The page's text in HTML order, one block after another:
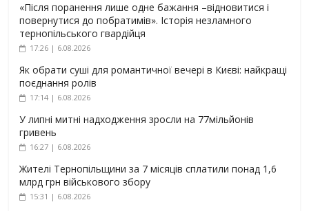
«Після поранення лише одне бажання –відновитися і
повернутися до побратимів». Історія незламного
тернопільського гвардійця
17:26 | 6.08.2026
Як обрати суші для романтичної вечері в Києві: найкращі
поєднання ролів
17:14 | 6.08.2026
У липні митні надходження зросли на 77мільйонів
гривень
16:27 | 6.08.2026
Жителі Тернопільщини за 7 місяців сплатили понад 1,6
млрд грн військового збору
15:31 | 6.08.2026